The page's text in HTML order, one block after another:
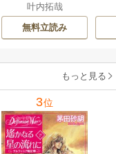
らべてわかる野鳥3
00 1巻
叶内拓哉
無料立読み
もっと見る
3位